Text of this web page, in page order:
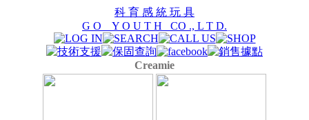
科 育 感 統 玩 具
G O Y O U T H CO ., L T D.
Creamie